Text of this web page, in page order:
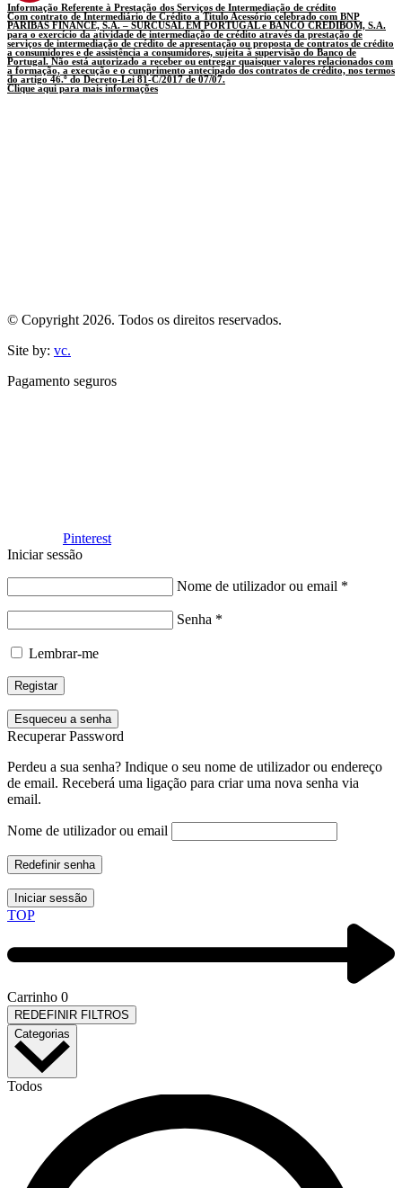
Informação Referente à Prestação dos Serviços de Intermediação de crédito
Com contrato de Intermediário de Crédito a Titulo Acessório celebrado com BNP
PARIBAS FINANCE, S.A. – SURCUSAL EM PORTUGAL e BANCO CREDIBOM, S.A.
para o exercício da atividade de intermediação de crédito através da prestação de
serviços de intermediação de crédito de apresentação ou proposta de contratos de crédito
a consumidores e de assistência a consumidores, sujeita à supervisão do Banco de
Portugal. Não está autorizado a receber ou entregar quaisquer valores relacionados com
a formação, a execução e o cumprimento antecipado dos contratos de crédito, nos termos
do artigo 46.º do Decreto-Lei 81-C/2017 de 07/07.
Clique aqui para mais informações
© Copyright 2026. Todos os direitos reservados.
Site by: vc.
Pagamento seguros
Pinterest
Iniciar sessão
Nome de utilizador ou email *
Senha *
Lembrar-me
Registar
Esqueceu a senha
Recuperar Password
Perdeu a sua senha? Indique o seu nome de utilizador ou endereço
de email. Receberá uma ligação para criar uma nova senha via
email.
Nome de utilizador ou email
Redefinir senha
Iniciar sessão
TOP
Carrinho 0
REDEFINIR FILTROS
Categorias
Todos